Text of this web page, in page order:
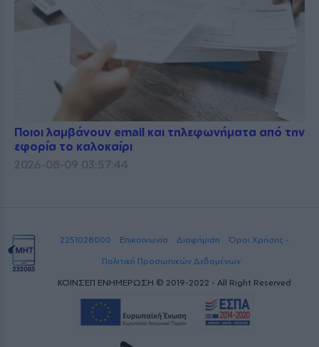
Ποιοι λαμβάνουν email και τηλεφωνήματα από την
εφορία το καλοκαίρι
2026-08-09 03:57:44
2251028000 Επικοινωνία Διαφήμιση
Όροι Χρήσης -
Πολιτική Προσωπικών Δεδομένων
ΚΟΙΝΣΕΠ ΕΝΗΜΕΡΩΣΗ © 2019-2022 - All Right Reserved